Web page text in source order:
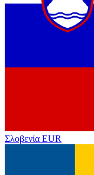
Σλοβενία EUR